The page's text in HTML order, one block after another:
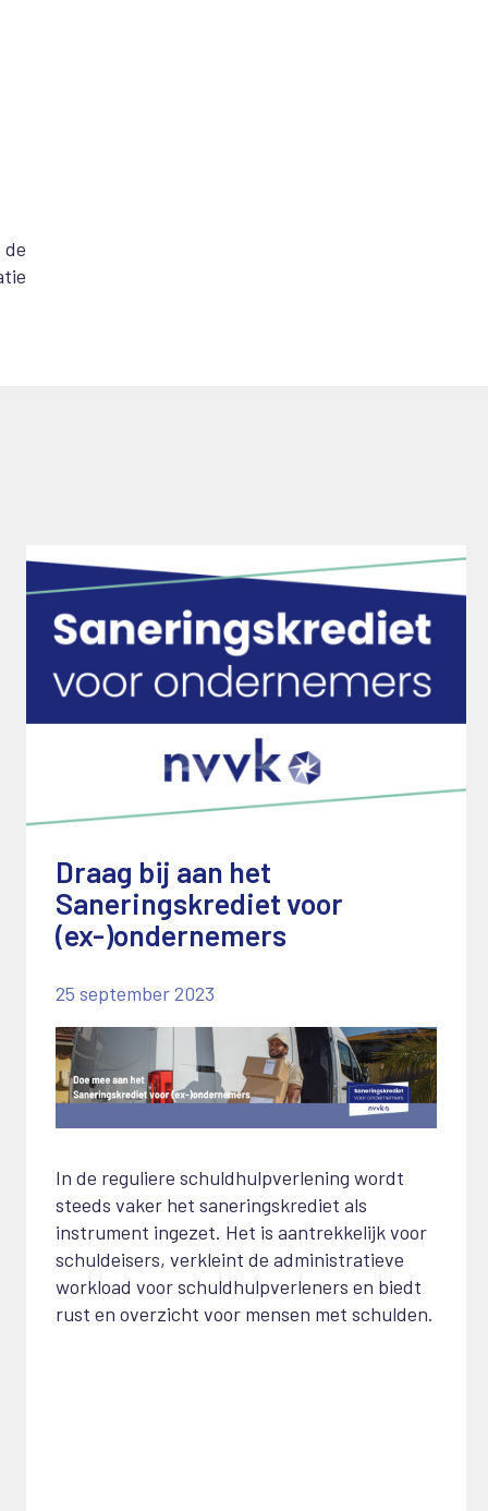
de
Draag bij aan het
Saneringskrediet voor
(ex-)ondernemers
25 september 2023
In de reguliere schuldhulpverlening wordt
steeds vaker het saneringskrediet als
instrument ingezet. Het is aantrekkelijk voor
schuldeisers, verkleint de administratieve
workload voor schuldhulpverleners en biedt
rust en overzicht voor mensen met schulden.